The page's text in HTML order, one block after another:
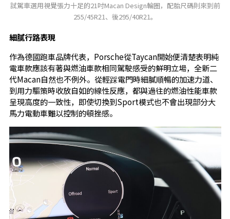
試駕車選用視覺張力十足的21吋Macan Design輪圈，配胎尺碼則來到前
255/45R21、後295/40R21。
細膩行路表現
作為德國跑車品牌代表，Porsche從Taycan開始便清楚表明純
電車款應該有著與燃油車款相同駕駛感受的鮮明立場，全新二
代Macan自然也不例外。從輕踩電門時細膩順暢的加速力道、
到用力驅策時收放自如的線性反應，都與過往的燃油性能車款
呈現高度的一致性，即使切換到Sport模式也不會出現部分大
馬力電動車難以控制的頓挫感。